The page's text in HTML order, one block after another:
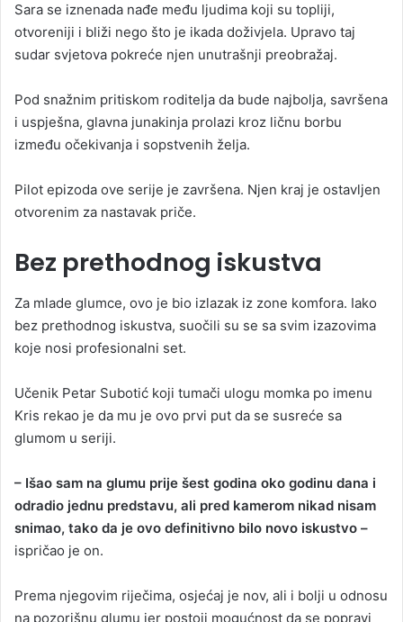
Sara se iznenada nađe među ljudima koji su topliji,
otvoreniji i bliži nego što je ikada doživjela. Upravo taj
sudar svjetova pokreće njen unutrašnji preobražaj.
Pod snažnim pritiskom roditelja da bude najbolja, savršena
i uspješna, glavna junakinja prolazi kroz ličnu borbu
između očekivanja i sopstvenih želja.
Pilot epizoda ove serije je završena. Njen kraj je ostavljen
otvorenim za nastavak priče.
Bez prethodnog iskustva
Za mlade glumce, ovo je bio izlazak iz zone komfora. Iako
bez prethodnog iskustva, suočili su se sa svim izazovima
koje nosi profesionalni set.
Učenik Petar Subotić koji tumači ulogu momka po imenu
Kris rekao je da mu je ovo prvi put da se susreće sa
glumom u seriji.
– Išao sam na glumu prije šest godina oko godinu dana i
odradio jednu predstavu, ali pred kamerom nikad nisam
snimao, tako da je ovo definitivno bilo novo iskustvo –
ispričao je on.
Prema njegovim riječima, osjećaj je nov, ali i bolji u odnosu
na pozorišnu glumu jer postoji mogućnost da se popravi